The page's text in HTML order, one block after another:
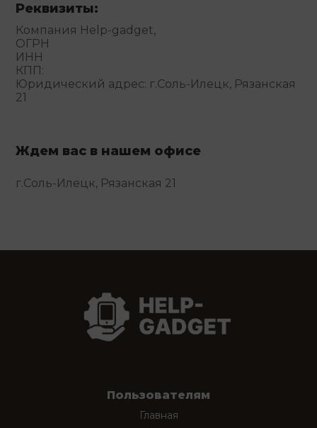
Реквизиты:
Компания Help-gadget,
ОГРН
ИНН
КПП:
Юридический адрес: г.Соль-Илецк, Рязанская
21
Ждем вас в нашем офисе
г.Соль-Илецк, Рязанская 21
Пользователям
Главная